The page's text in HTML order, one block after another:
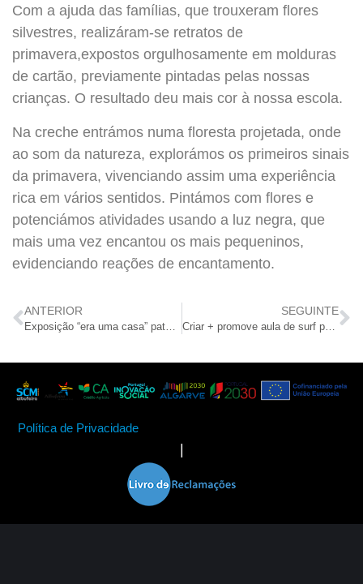
Com a ajuda das famílias, que trouxeram flores
silvestres, realizáram-se retratos de
primavera,expostos orgulhosamente em molduras
de cartão, previamente pintadas pelas nossas
crianças. O resultado deu mais cor à nossa escola.
Na creche entrámos numa floresta projetada, onde
ao som da natureza, explorámos os primeiros sinais
da primavera, vivenciando assim uma experiência
rica em vários sentidos. Pintámos com flores e
potenciámos atividades usando a luz negra, que
mais uma vez encantou os mais pequeninos,
evidenciando reações de encantamento.
ANTERIOR
Exposição “era uma casa” patente até 31 de março
SEGUINTE
Criar + promove aula de surf para colaboradores
Política de Privacidade